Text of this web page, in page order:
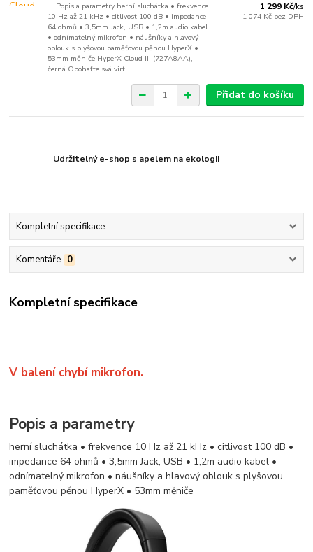
Popis a parametry herní sluchátka • frekvence
10 Hz až 21 kHz • citlivost 100 dB • impedance
64 ohmů • 3,5mm Jack, USB • 1,2m audio kabel
• odnímatelný mikrofon • náušníky a hlavový
oblouk s plyšovou paměťovou pěnou HyperX •
53mm měniče HyperX Cloud III (727A8AA),
černá Obohaťte svá virt...
1 299 Kč/ks
1 074 Kč bez DPH
Přidat do košíku
Udržitelný e-shop s apelem na ekologii
Kompletní specifikace
Komentáře 0
Kompletní specifikace
V balení chybí mikrofon.
Popis a parametry
herní sluchátka • frekvence 10 Hz až 21 kHz • citlivost 100 dB •
impedance 64 ohmů • 3,5mm Jack, USB • 1,2m audio kabel •
odnímatelný mikrofon • náušníky a hlavový oblouk s plyšovou
paměťovou pěnou HyperX • 53mm měniče